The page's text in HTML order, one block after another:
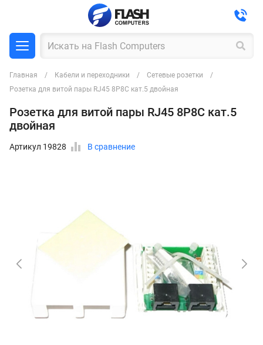
Главная Кабели и переходники
Сетевые розетки
Розетка для витой пары RJ45 8P8C кат.5 двойная
Розетка для витой пары RJ45 8P8C кат.5
двойная
Артикул 19828 В сравнение